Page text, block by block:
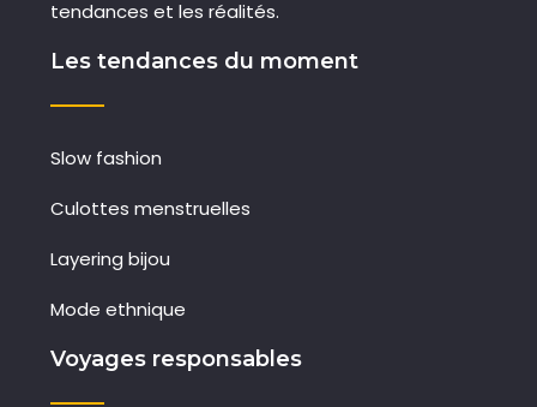
tendances et les réalités.
Les tendances du moment
Slow fashion
Culottes menstruelles
Layering bijou
Mode ethnique
Voyages responsables